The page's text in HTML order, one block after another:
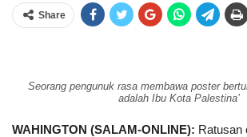
Share
Seorang pengunuk rasa membawa poster
adalah Ibu Kota Palestina’
WAHINGTON (SALAM-ONLINE): Ratusan